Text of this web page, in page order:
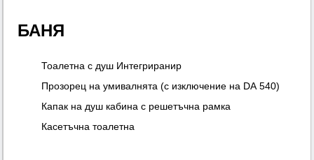
БАНЯ
Тоалетна с душ Интегриранир
Прозорец на умивалнята (с изключение на DA 540)
Капак на душ кабина с решетъчна рамка
Касетъчна тоалетна